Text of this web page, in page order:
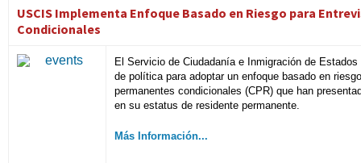
USCIS Implementa Enfoque Basado en Riesgo para
Condicionales
El Servicio de Ciudadanía e Inmigración de
de política para adoptar un enfoque basado en
permanentes condicionales (CPR) que han
en su estatus de residente permanente.
Más Información...